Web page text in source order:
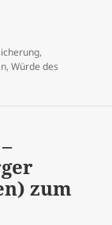
,
, Würde des
zum